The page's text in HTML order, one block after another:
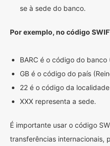
se à sede do banco.
Por exemplo, no código
BARC é o código do banco
GB é o código do país
22 é o código da localidade
XXX representa a sede.
É importante usar o código
transferências internacionais,